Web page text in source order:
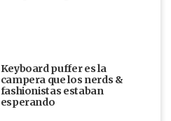
Keyboard puffer es la
campera que los nerds &
fashionistas estaban
esperando